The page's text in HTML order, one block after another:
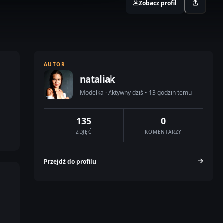
Zobacz profil
AUTOR
nataliak
Modelka · Aktywny dziś • 13 godzin temu
135
ZDJĘĆ
0
KOMENTARZY
Przejdź do profilu